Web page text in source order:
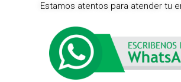
Estamos atentos para atender tu